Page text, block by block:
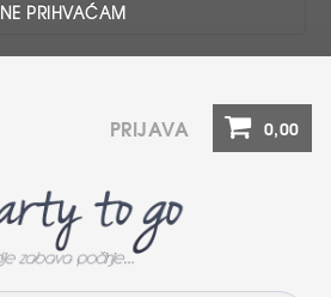
NE PRIHVAĆAM
0,00
PRIJAVA